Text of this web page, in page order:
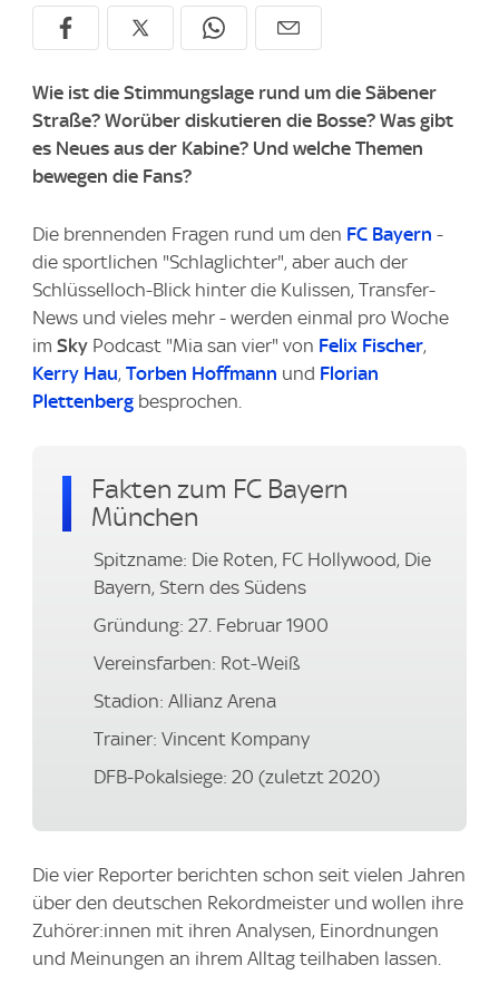
Wie ist die Stimmungslage rund um die Säbener
Straße? Worüber diskutieren die Bosse? Was gibt
es Neues aus der Kabine? Und welche Themen
bewegen die Fans?
Die brennenden Fragen rund um den FC Bayern -
die sportlichen "Schlaglichter", aber auch der
Schlüsselloch-Blick hinter die Kulissen, Transfer-
News und vieles mehr - werden einmal pro Woche
im Sky Podcast "Mia san vier" von Felix Fischer,
Kerry Hau, Torben Hoffmann und Florian
Plettenberg besprochen.
Fakten zum FC Bayern
München
Spitzname: Die Roten, FC Hollywood, Die
Bayern, Stern des Südens
Gründung: 27. Februar 1900
Vereinsfarben: Rot-Weiß
Stadion: Allianz Arena
Trainer: Vincent Kompany
DFB-Pokalsiege: 20 (zuletzt 2020)
Die vier Reporter berichten schon seit vielen Jahren
über den deutschen Rekordmeister und wollen ihre
Zuhörer:innen mit ihren Analysen, Einordnungen
und Meinungen an ihrem Alltag teilhaben lassen.